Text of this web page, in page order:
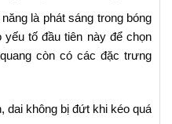
là phát sáng trong bóng
tố đầu tiên này để chọn
còn có các đặc trưng
dai không bị đứt khi kéo quá